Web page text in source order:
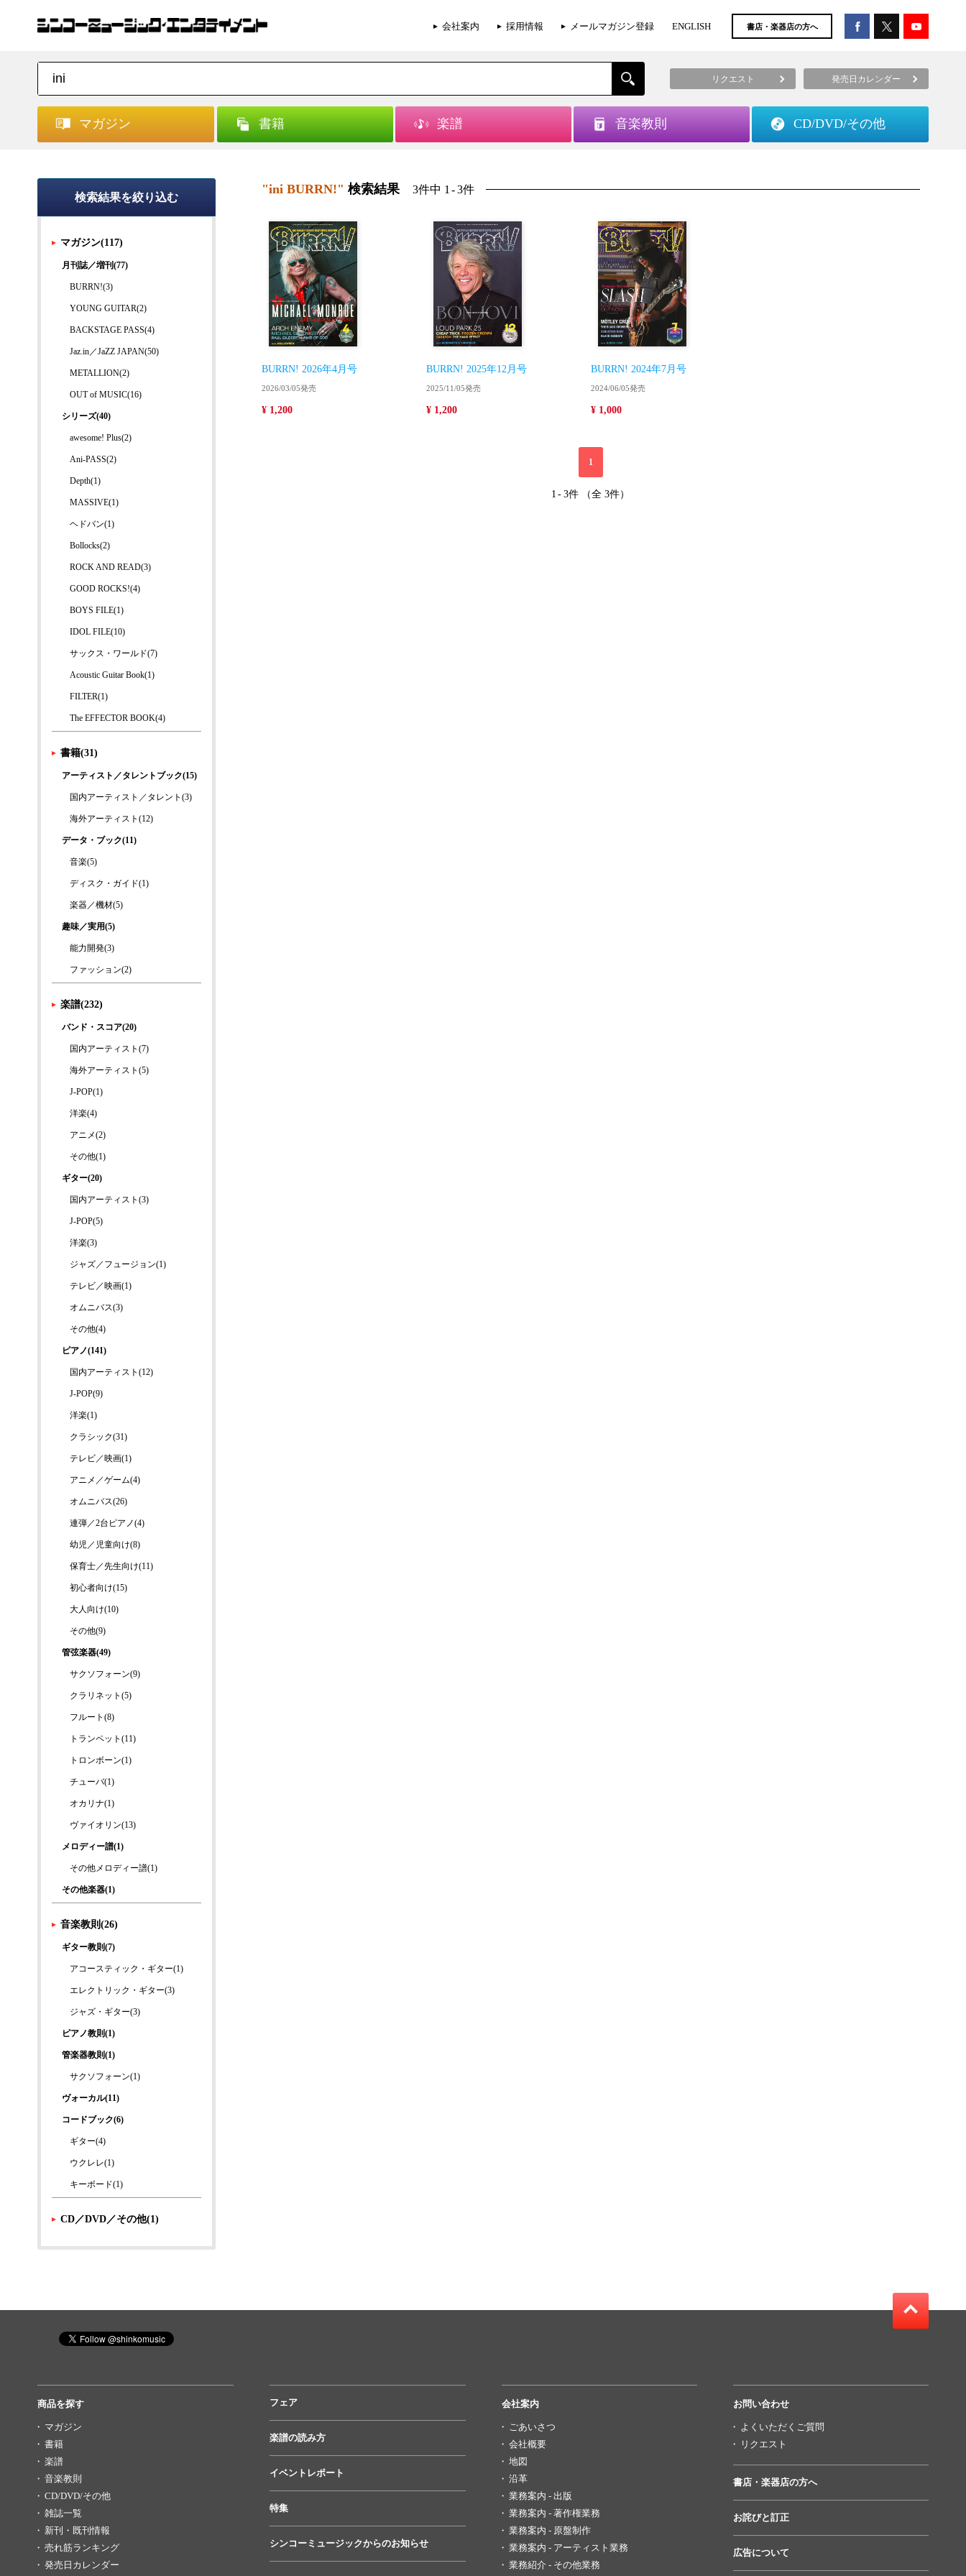
会社案内 採用情報 メールマガジン登録 ENGLISH 書店・楽器店の方へ
リクエスト 発売日カレンダー
マガジン 書籍 楽譜 音楽教則 CD/DVD/その他
"ini BURRN!" 検索結果 3件中 1 -3件
BURRN! 2026年4月号
2026/03/05発売
¥ 1,200
BURRN! 2025年12月号
2025/11/05発売
¥ 1,200
BURRN! 2024年7月号
2024/06/05発売
¥ 1,000
1
1 - 3件 （全 3件）
検索結果を絞り込む
マガジン(117)
月刊誌／増刊(77)
BURRN!(3)
YOUNG GUITAR(2)
BACKSTAGE PASS(4)
Jaz.in／JaZZ JAPAN(50)
METALLION(2)
OUT of MUSIC(16)
シリーズ(40)
awesome! Plus(2)
Ani-PASS(2)
Depth(1)
MASSIVE(1)
ヘドバン(1)
Bollocks(2)
ROCK AND READ(3)
GOOD ROCKS!(4)
BOYS FILE(1)
IDOL FILE(10)
サックス・ワールド(7)
Acoustic Guitar Book(1)
FILTER(1)
The EFFECTOR BOOK(4)
書籍(31)
アーティスト／タレントブック(15)
国内アーティスト／タレント(3)
海外アーティスト(12)
データ・ブック(11)
音楽(5)
ディスク・ガイド(1)
楽器／機材(5)
趣味／実用(5)
能力開発(3)
ファッション(2)
楽譜(232)
バンド・スコア(20)
国内アーティスト(7)
海外アーティスト(5)
J-POP(1)
洋楽(4)
アニメ(2)
その他(1)
ギター(20)
国内アーティスト(3)
J-POP(5)
洋楽(3)
ジャズ／フュージョン(1)
テレビ／映画(1)
オムニバス(3)
その他(4)
ピアノ(141)
国内アーティスト(12)
J-POP(9)
洋楽(1)
クラシック(31)
テレビ／映画(1)
アニメ／ゲーム(4)
オムニバス(26)
連弾／2台ピアノ(4)
幼児／児童向け(8)
保育士／先生向け(11)
初心者向け(15)
大人向け(10)
その他(9)
管弦楽器(49)
サクソフォーン(9)
クラリネット(5)
フルート(8)
トランペット(11)
トロンボーン(1)
チューバ(1)
オカリナ(1)
ヴァイオリン(13)
メロディー譜(1)
その他メロディー譜(1)
その他楽器(1)
音楽教則(26)
ギター教則(7)
アコースティック・ギター(1)
エレクトリック・ギター(3)
ジャズ・ギター(3)
ピアノ教則(1)
管楽器教則(1)
サクソフォーン(1)
ヴォーカル(11)
コードブック(6)
ギター(4)
ウクレレ(1)
キーボード(1)
CD／DVD／その他(1)
商品を探す
マガジン
書籍
楽譜
音楽教則
CD/DVD/その他
雑誌一覧
新刊・既刊情報
売れ筋ランキング
発売日カレンダー
フェア
楽譜の読み方
イベントレポート
特集
シンコーミュージックからのお知らせ
会社案内
ごあいさつ
会社概要
地図
沿革
業務案内 - 出版
業務案内 - 著作権業務
業務案内 - 原盤制作
業務案内 - アーティスト業務
業務紹介 - その他業務
お問い合わせ
よくいただくご質問
リクエスト
書店・楽器店の方へ
お詫びと訂正
広告について